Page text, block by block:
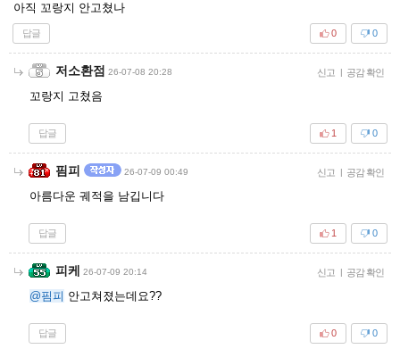
아직 꼬랑지 안고쳤나
답글 0
0
저소환점 26-07-08 20:28 신고 | 공감 확인
꼬랑지 고쳤음
답글 0
1
핌피 26-07-09 00:49 신고 | 공감 확인
아름다운 궤적을 남깁니다
답글 0
1
피케 26-07-09 20:14 신고 | 공감 확인
@핌피 안고쳐졌는데요??
답글 0
0